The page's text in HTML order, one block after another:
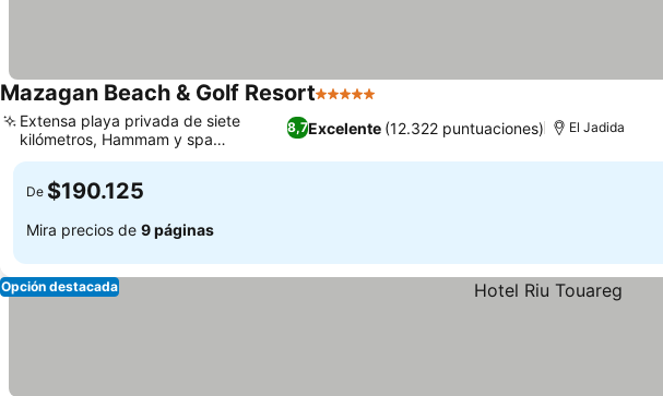
Mazagan Beach & Golf Resort5 Estrellas
8,7Excelente (12.322 puntuaciones)
Extensa playa privada de siete
kilómetros, Hammam y spa
tradicional marroquí
El Jadida
De $190.125
Mira precios de 9 páginas
Opción destacada